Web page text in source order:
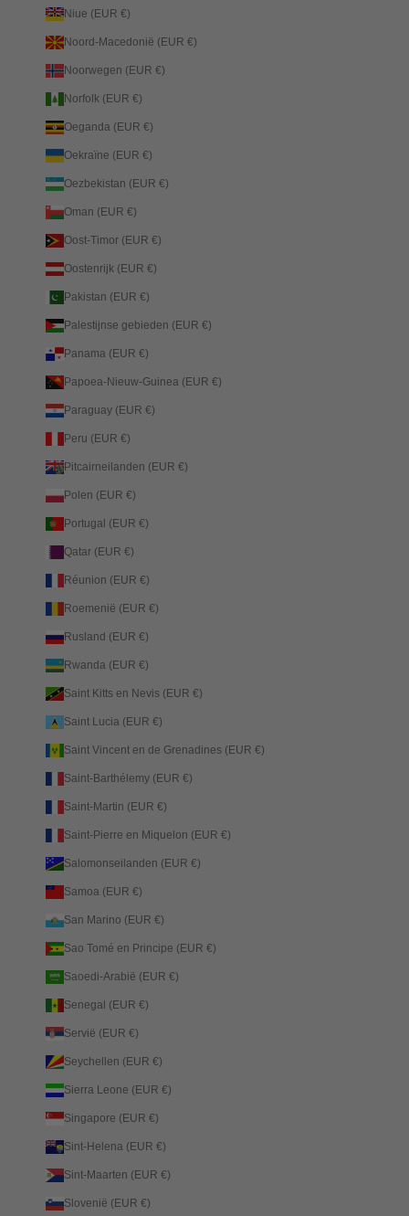
Niue (EUR €)
Noord-Macedonië (EUR €)
Noorwegen (EUR €)
Norfolk (EUR €)
Oeganda (EUR €)
Oekraïne (EUR €)
Oezbekistan (EUR €)
Oman (EUR €)
Oost-Timor (EUR €)
Oostenrijk (EUR €)
Pakistan (EUR €)
Palestijnse gebieden (EUR €)
Panama (EUR €)
Papoea-Nieuw-Guinea (EUR €)
Paraguay (EUR €)
Peru (EUR €)
Pitcairneilanden (EUR €)
Polen (EUR €)
Portugal (EUR €)
Qatar (EUR €)
Réunion (EUR €)
Roemenië (EUR €)
Rusland (EUR €)
Rwanda (EUR €)
Saint Kitts en Nevis (EUR €)
Saint Lucia (EUR €)
Saint Vincent en de Grenadines (EUR €)
Saint-Barthélemy (EUR €)
Saint-Martin (EUR €)
Saint-Pierre en Miquelon (EUR €)
Salomonseilanden (EUR €)
Samoa (EUR €)
San Marino (EUR €)
Sao Tomé en Principe (EUR €)
Saoedi-Arabië (EUR €)
Senegal (EUR €)
Servië (EUR €)
Seychellen (EUR €)
Sierra Leone (EUR €)
Singapore (EUR €)
Sint-Helena (EUR €)
Sint-Maarten (EUR €)
Slovenië (EUR €)